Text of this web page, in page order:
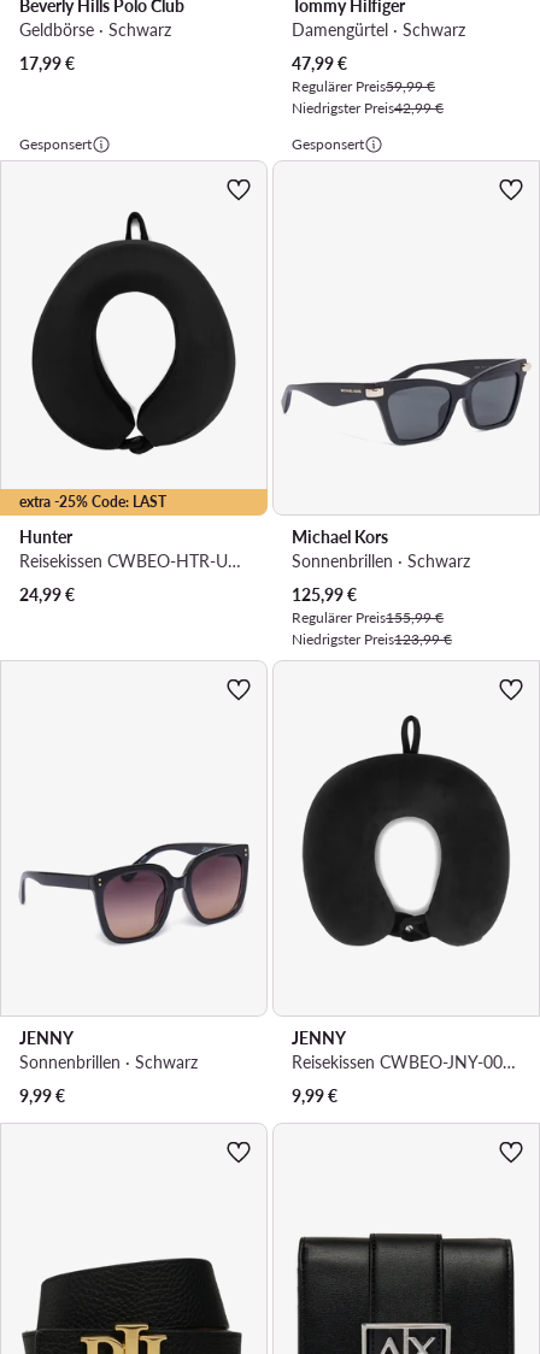
Beverly Hills Polo Club
Geldbörse · Schwarz
17,99€
Tommy Hilfiger
Damengürtel · Schwarz
Aktueller Preis
47,99€
Regulärer Preis59,99 €
Niedrigster Preis42,99 €
Gesponsert
extra -25% Code: LAST
Hunter
Reisekissen CWBEO-HTR-U1F-001-SS26 Schwarz
24,99€
Gesponsert
Michael Kors
Sonnenbrillen · Schwarz
Aktueller Preis
125,99€
Regulärer Preis155,99 €
Niedrigster Preis123,99 €
JENNY
Sonnenbrillen · Schwarz
9,99€
JENNY
Reisekissen CWBEO-JNY-001-AW26 Schwarz
9,99€